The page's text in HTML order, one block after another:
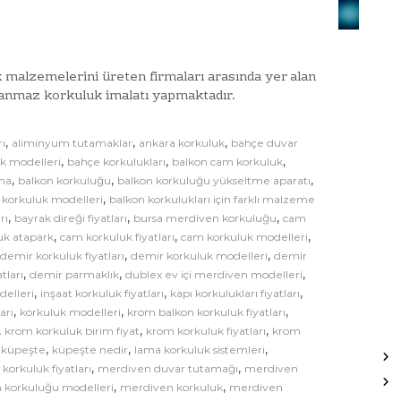
B
a
ğ
a
n
t
ı
A
p
a
r
a
t
l
a
r
ı
m
a
l
a
t
ı
M
o
n
t
a
j
v
e
üreten firmaları arasında yer alan
korkuluk imalatı yapmaktadır.
, aliminyum tutamaklar, ankara korkuluk, bahçe duvar
modelleri, bahçe korkulukları, balkon cam korkuluk,
, balkon korkuluğu, balkon korkuluğu yükseltme aparatı,
korkuluk modelleri, balkon korkulukları için farklı malzeme
, bayrak direği fiyatları, bursa merdiven korkuluğu,cam
atapark,cam korkuluk fiyatları,cam korkuluk modelleri,
demir korkuluk fiyatları,demir korkuluk modelleri,demir
,demir parmaklık,dublex ev içi merdiven modelleri,
, inşaat korkuluk fiyatları, kapı korkulukları fiyatları,
, korkuluk modelleri, krom balkon korkuluk fiyatları,
, krom korkuluk birim fiyat, krom korkuluk fiyatları, krom
küpeşte, küpeşte nedir, lama korkuluk sistemleri,
fiyatları, merdiven duvar tutamağı, merdiven
korkuluğu modelleri, merdiven korkuluk, merdiven